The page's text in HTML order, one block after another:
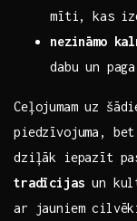
mīti, kas
nezināmo
dabu un
Ceļojumam uz
piedzīvojuma,
dziļāk ​iepazīt
tradīcijas ​un
ar jauniem